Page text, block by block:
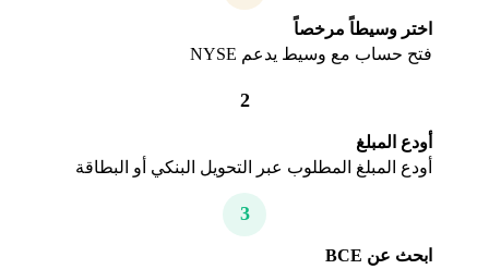
اختر وسيطاً مرخصاً
فتح حساب مع وسيط يدعم NYSE
2
أودع المبلغ
أودع المبلغ المطلوب عبر التحويل البنكي أو البطاقة
3
ابحث عن BCE